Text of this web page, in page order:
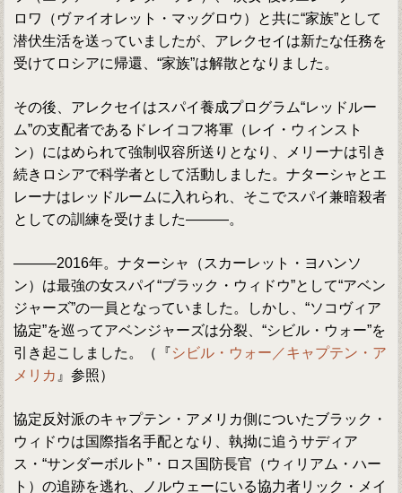
ロワ（ヴァイオレット・マッグロウ）と共に“家族”として
潜伏生活を送っていましたが、アレクセイは新たな任務を
受けてロシアに帰還、“家族”は解散となりました。
その後、アレクセイはスパイ養成プログラム“レッドルー
ム”の支配者であるドレイコフ将軍（レイ・ウィンスト
ン）にはめられて強制収容所送りとなり、メリーナは引き
続きロシアで科学者として活動しました。ナターシャとエ
レーナはレッドルームに入れられ、そこでスパイ兼暗殺者
としての訓練を受けました―――。
―――2016年。ナターシャ（スカーレット・ヨハンソ
ン）は最強の女スパイ“ブラック・ウィドウ”として“アベン
ジャーズ”の一員となっていました。しかし、“ソコヴィア
協定”を巡ってアベンジャーズは分裂、“シビル・ウォー”を
引き起こしました。（『シビル・ウォー／キャプテン・ア
メリカ 』参照）
協定反対派のキャプテン・アメリカ側についたブラック・
ウィドウは国際指名手配となり、執拗に追うサディア
ス・“サンダーボルト”・ロス国防長官（ウィリアム・ハー
ト）の追跡を逃れ、ノルウェーにいる協力者リック・メイ